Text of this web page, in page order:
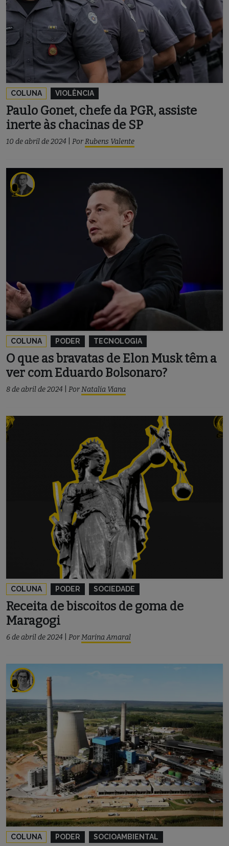
COLUNA VIOLÊNCIA
Paulo Gonet, chefe da PGR, assiste
inerte às chacinas de SP
10 de abril de 2024 PorRubens Valente
COLUNA PODER TECNOLOGIA
O que as bravatas de Elon Musk têm a
ver com Eduardo Bolsonaro?
8 de abril de 2024 PorNatalia Viana
COLUNA PODER SOCIEDADE
Receita de biscoitos de goma de
Maragogi
6 de abril de 2024 PorMarina Amaral
COLUNA PODER SOCIOAMBIENTAL